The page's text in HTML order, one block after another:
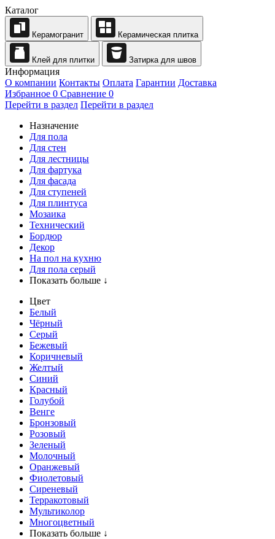
Каталог
Керамогранит Керамическая плитка
Клей для плитки Затирка для швов
Информация
О компании Контакты Оплата Гарантии Доставка
Избранное 0 Сравнение 0
Перейти в раздел Перейти в раздел
Назначение
Для пола
Для стен
Для лестницы
Для фартука
Для фасада
Для ступеней
Для плинтуса
Мозаика
Технический
Бордюр
Декор
На пол на кухню
Для пола серый
Показать больше ↓
Цвет
Белый
Чёрный
Серый
Бежевый
Коричневый
Желтый
Синий
Красный
Голубой
Венге
Бронзовый
Розовый
Зеленый
Молочный
Оранжевый
Фиолетовый
Сиреневый
Терракотовый
Мультиколор
Многоцветный
Показать больше ↓